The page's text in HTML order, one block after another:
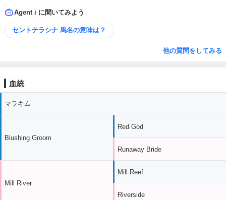
Agent i に聞いてみよう
セントテラシナ 馬名の意味は？
他の質問をしてみる
血統
マラキム
Blushing Groom
Mill River
Red God
Runaway Bride
Mill Reef
Riverside